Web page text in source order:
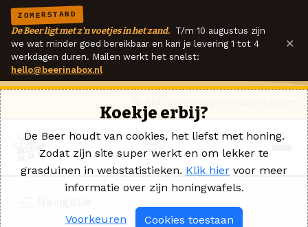
ZOMERSTAND
De Beer ligt met z'n voetjes in het zand. T/m 10 augustus zijn
we wat minder goed bereikbaar en kan je levering 1 tot 4
werkdagen duren. Mailen werkt het snelst:
hello@beerinabox.nl
×
Koekje erbij?
De Beer houdt van cookies, het liefst met honing.
Zodat zijn site super werkt en om lekker te
grasduinen in webstatistieken. Klik hier voor meer
informatie over zijn honingwafels.
Voorkeuren Cookies toestaan